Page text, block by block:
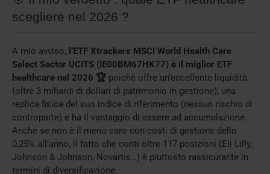
scegliere nel 2026 ?
A mio avviso, l’ETF Xtrackers MSCI World Health Care
Select Sector UCITS (IE00BM67HK77) è il miglior ETF
healthcare nel 2026 🏆 poiché offre un’eccellente liquidità
(oltre 3 miliardi di dollari di patrimonio in gestione), una
replica fisica del suo indice di riferimento (nessun rischio di
controparte) e ha il vantaggio di essere ad accumulazione.
Anche se non è il meno caro con costi di gestione dello
0,25% all’anno, il fatto che conti oltre 117 posizioni (Eli Lilly,
Johnson & Johnson, Novartis…) è piuttosto rassicurante in
termini di diversificazione.